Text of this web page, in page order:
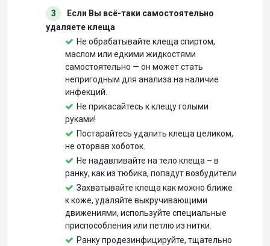
3
Если Вы всё-таки самостоятельно
удаляете клеща
Не обрабатывайте клеща спиртом,
маслом или едкими жидкостями
самостоятельно — он может стать
непригодным для анализа на наличие
инфекций.
Не прикасайтесь к клещу голыми
руками!
Постарайтесь удалить клеща целиком,
не оторвав хоботок.
Не надавливайте на тело клеща – в
ранку, как из тюбика, попадут возбудители
Захватывайте клеща как можно ближе
к коже, удаляйте выкручивающими
движениями, используйте специальные
приспособления или петлю из нитки.
Ранку продезинфицируйте, тщательно